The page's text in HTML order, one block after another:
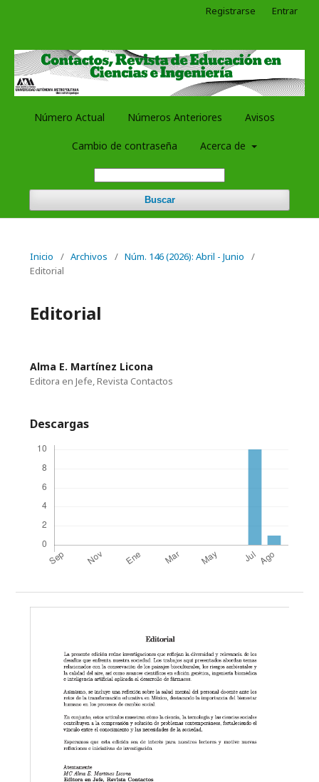
Número Actual Números Anteriores Avisos
Cambio de contraseña Acerca de
Buscar
Registrarse Entrar
Inicio / Archivos / Núm. 146 (2026): Abril - Junio
/
Editorial
Editorial
Alma E. Martínez Licona
Editora en Jefe, Revista Contactos
Descargas